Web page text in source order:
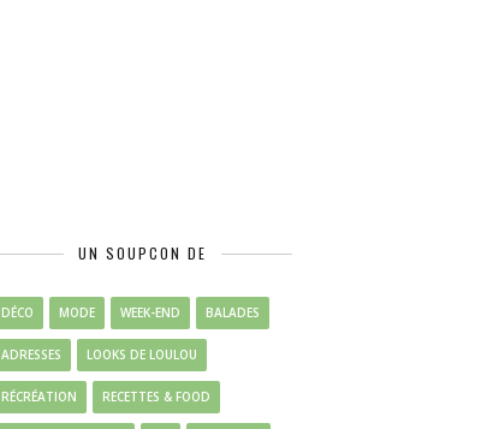
UN SOUPCON DE
DÉCO MODE WEEK-END BALADES
ADRESSES LOOKS DE LOULOU
RÉCRÉATION RECETTES & FOOD